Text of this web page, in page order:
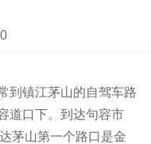
身份证购老年票，
到镇江茅山的自驾车路
道口下。到达句容市
茅山第一个路口是金